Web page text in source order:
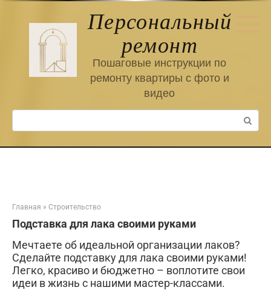
Персональный
ремонт
Пошаговые инструкции по
ремонту квартиры с фото и
видео
Поиск:
Главная » Строительство
Подставка для лака своими руками
Мечтаете об идеальной организации лаков?
Сделайте подставку для лака своими руками!
Легко, красиво и бюджетно – воплотите свои
идеи в жизнь с нашими мастер-классами.